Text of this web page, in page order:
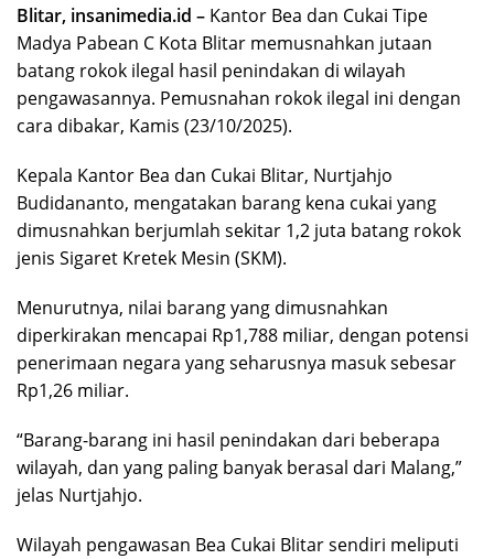
Blitar, insanimedia.id – Kantor Bea dan Cukai Tipe
Madya Pabean C Kota Blitar memusnahkan jutaan
batang rokok ilegal hasil penindakan di wilayah
pengawasannya. Pemusnahan rokok ilegal ini dengan
cara dibakar, Kamis (23/10/2025).
Kepala Kantor Bea dan Cukai Blitar, Nurtjahjo
Budidananto, mengatakan barang kena cukai yang
dimusnahkan berjumlah sekitar 1,2 juta batang rokok
jenis Sigaret Kretek Mesin (SKM).
Menurutnya, nilai barang yang dimusnahkan
diperkirakan mencapai Rp1,788 miliar, dengan potensi
penerimaan negara yang seharusnya masuk sebesar
Rp1,26 miliar.
“Barang-barang ini hasil penindakan dari beberapa
wilayah, dan yang paling banyak berasal dari Malang,”
jelas Nurtjahjo.
Wilayah pengawasan Bea Cukai Blitar sendiri meliputi